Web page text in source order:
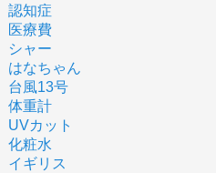
認知症
医療費
シャー
はなちゃん
台風13号
体重計
UVカット
化粧水
イギリス